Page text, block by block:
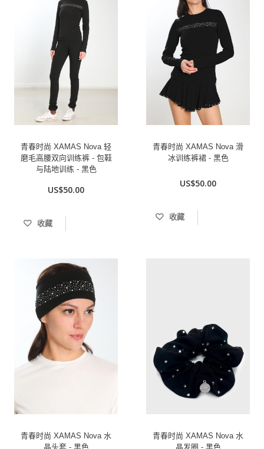
青春时尚 XAMAS Nova 轻
磨毛高腰双向训练裤 - 包鞋
与陆地训练 - 黑色
US$50.00
收藏
青春时尚 XAMAS Nova 滑
冰训练裤裙 - 黑色
US$50.00
收藏
青春时尚 XAMAS Nova 水
晶头套 - 黑色
青春时尚 XAMAS Nova 水
晶发圈 - 黑色